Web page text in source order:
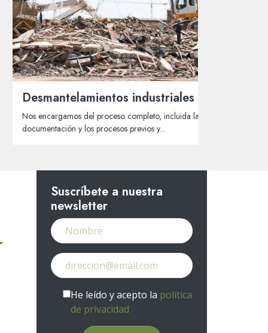
Desmantelamientos industriales
Nos encargamos del proceso completo, incluida la
documentación y los procesos previos y...
Suscríbete a nuestra
newsletter
He leído y acepto la política
de privacidad